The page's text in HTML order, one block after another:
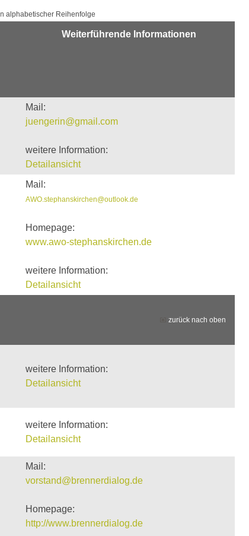
alphabetischer Reihenfolge
Weiterführende Informationen
Mail:
juengerin@gmail.com
weitere Information:
Detailansicht
Mail:
AWO.stephanskirchen@outlook.de
Homepage:
www.awo-stephanskirchen.de
weitere Information:
Detailansicht
zurück nach oben
weitere Information:
Detailansicht
weitere Information:
Detailansicht
Mail:
vorstand@brennerdialog.de
Homepage:
http://www.brennerdialog.de